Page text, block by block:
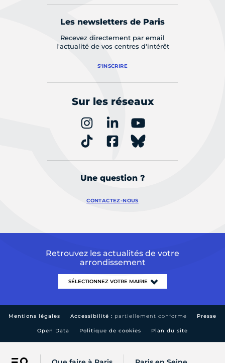
Les newsletters de Paris
Recevez directement par email
l'actualité de vos centres d'intérêt
S'INSCRIRE
Sur les réseaux
Une question ?
CONTACTEZ-NOUS
Retrouvez les actualités de votre
arrondissement
Mentions légales Accessibilité : partiellement conforme Presse
Open Data Politique de cookies Plan du site